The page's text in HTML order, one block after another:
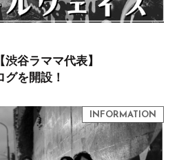
谷ラママ代表】
を開設！